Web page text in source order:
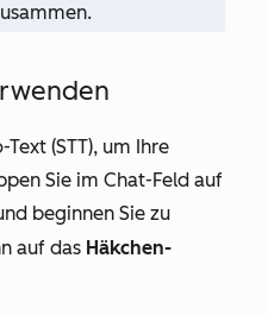
(STT), um Ihre
Sie im Chat-Feld auf
beginnen Sie zu
auf das Häkchen-